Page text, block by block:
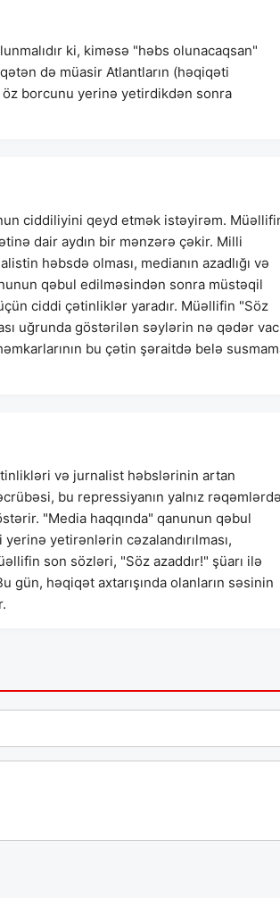
ki, kiməsə "həbs olunacaqsan"
də müasir Atlantların (həqiqəti
borcunu yerinə yetirdikdən sonra
ciddiliyini qeyd etmək istəyirəm.
dair aydın bir mənzərə çəkir. Milli
həbsdə olması, medianın azadlığı və
qəbul edilməsindən sonra müstəqil
ciddi çətinliklər yaradır. Müəllifin "Söz
uğrunda göstərilən səylərin nə qədər
bu çətin şəraitdə belə
və jurnalist həbslərinin artan
bu repressiyanın yalnız
"Media haqqında" qanunun qəbul
yetirənlərin cəzalandırılması,
son sözləri, "Söz azaddır!" şüarı ilə
gün, həqiqət axtarışında olanların səsinin